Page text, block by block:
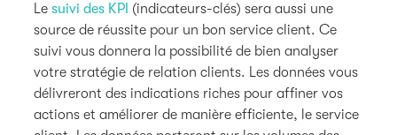
Lesuivi des KPI (indicateurs-clés) sera aussi une
source de réussite pour un bon service client. Ce
suivi vous donnera la possibilité de bien analyser
votre stratégie de relation clients. Les données vous
délivreront des indications riches pour affiner vos
actions et améliorer de manière efficiente, le service